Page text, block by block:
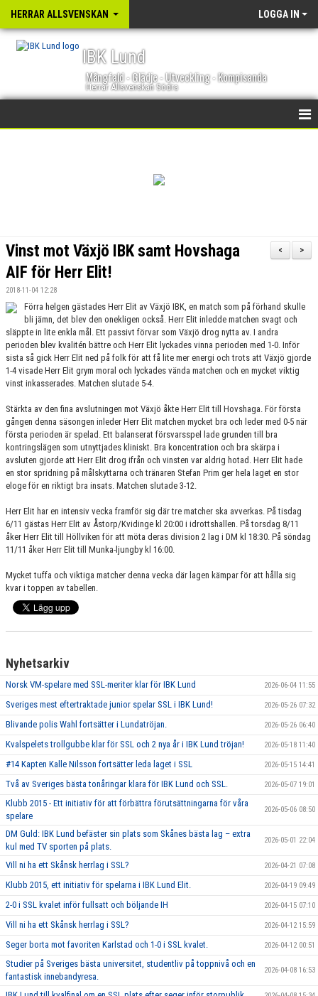
HERRAR ALLSVENSKAN LOGGA IN
IBK Lund
Mångfald - Glädje - Utveckling - Kompisanda
Herrar Allsvenskan Södra
GÄSTBOK
BILDGALLERI
KONTAKT
MATCHER
HERRAR ALLSVENSKAN 25/26
SKÅNEMÄSTERSKAPEN 21/22
>
<
Vinst mot Växjö IBK samt Hovshaga
AIF för Herr Elit!
2018-11-04 12:28
Förra helgen gästades Herr Elit av Växjö IBK, en match som på förhand skulle
bli jämn, det blev den onekligen också. Herr Elit inledde matchen svagt och
släppte in lite enkla mål. Ett passivt förvar som Växjö drog nytta av. I andra
perioden blev kvalitén bättre och Herr Elit lyckades vinna perioden med 1-0. Inför
sista så gick Herr Elit ned på folk för att få lite mer energi och trots att Växjö gjorde
1-4 visade Herr Elit grym moral och lyckades vända matchen och en mycket viktig
vinst inkasserades. Matchen slutade 5-4.
Stärkta av den fina avslutningen mot Växjö åkte Herr Elit till Hovshaga. För första
gången denna säsongen inleder Herr Elit matchen mycket bra och leder med 0-5 när
första perioden är spelad. Ett balanserat försvarsspel lade grunden till bra
kontringslägen som utnyttjades kliniskt. Bra koncentration och bra skärpa i
avsluten gjorde att Herr Elit drog ifrån och vinsten var aldrig hotad. Herr Elit hade
en stor spridning på målskyttarna och tränaren Stefan Prim ger hela laget en stor
eloge för en riktigt bra insats. Matchen slutade 3-12.
Herr Elit har en intensiv vecka framför sig där tre matcher ska avverkas. På tisdag
6/11 gästas Herr Elit av Åstorp/Kvidinge kl 20:00 i idrottshallen. På torsdag 8/11
åker Herr Elit till Höllviken för att möta deras division 2 lag i DM kl 18:30. På söndag
11/11 åker Herr Elit till Munka-ljungby kl 16:00.
Mycket tuffa och viktiga matcher denna vecka där lagen kämpar för att hålla sig
kvar i toppen av tabellen.
Nyhetsarkiv
Norsk VM-spelare med SSL-meriter klar för IBK Lund 2026-06-04 11:55
Sveriges mest eftertraktade junior spelar SSL i IBK Lund! 2026-05-26 07:32
Blivande polis Wahl fortsätter i Lundatröjan. 2026-05-26 06:40
Kvalspelets trollgubbe klar för SSL och 2 nya år i IBK Lund tröjan! 2026-05-18 11:40
#14 Kapten Kalle Nilsson fortsätter leda laget i SSL 2026-05-15 14:41
Två av Sveriges bästa tonåringar klara för IBK Lund och SSL. 2026-05-07 19:01
Klubb 2015 - Ett initiativ för att förbättra förutsättningarna för våra
spelare
2026-05-06 08:50
DM Guld: IBK Lund befäster sin plats som Skånes bästa lag – extra
kul med TV sporten på plats.
2026-05-01 22:04
Vill ni ha ett Skånsk herrlag i SSL? 2026-04-21 07:08
Klubb 2015, ett initiativ för spelarna i IBK Lund Elit. 2026-04-19 09:49
2-0 i SSL kvalet inför fullsatt och böljande IH 2026-04-15 07:10
Vill ni ha ett Skånsk herrlag i SSL? 2026-04-12 15:59
Seger borta mot favoriten Karlstad och 1-0 i SSL kvalet. 2026-04-12 00:51
Studier på Sveriges bästa universitet, studentliv på toppnivå och en
fantastisk innebandyresa.
2026-04-08 16:53